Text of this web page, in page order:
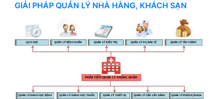
GIẢI PHÁP QUẢN LÝ NHÀ HÀNG, KHÁCH SẠN